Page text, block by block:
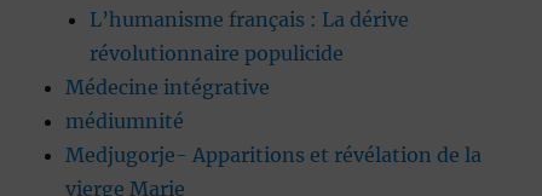
L’humanisme français : La dérive
révolutionnaire populicide
Médecine intégrative
médiumnité
Medjugorje- Apparitions et révélation de la
vierge Marie